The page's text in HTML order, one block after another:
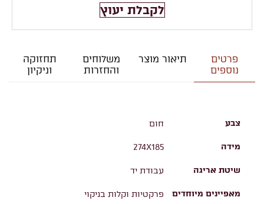
לקבלת יעוץ
פרטים
נוספים
תיאור מוצר
משלוחים
והחזרות
תחזוקה
וניקיון
צבע חום
מידה 274X185
שיטת אריגה עבודת יד
מאפיינים מיוחדים פרקטיות וקלות בניקוי